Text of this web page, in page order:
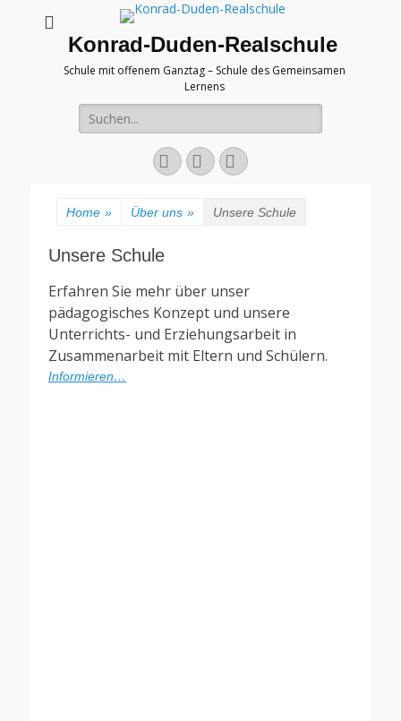
Konrad-Duden-Realschule
Schule mit offenem Ganztag – Schule des Gemeinsamen
Lernens
Suche
nach:
E-
Mail
YouTubeTelefon
Home » Über uns » Unsere Schule
Unsere Schule
Erfahren Sie mehr über unser
pädagogisches Konzept und unsere
Unterrichts- und Erziehungsarbeit in
Zusammenarbeit mit Eltern und Schülern.
Informieren…